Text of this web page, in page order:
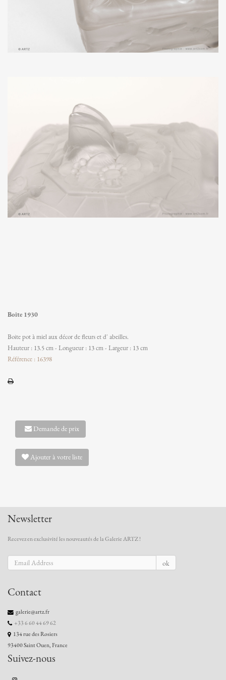
Boîte 1930
Boite pot à miel aux décor de fleurs et d' abeilles.
Hauteur : 13.5 cm - Longueur : 13 cm - Largeur : 13 cm
Référence : 16398
Demande de prix
Ajouter à votre liste
Newsletter
Recevez en exclusivité les nouveautés de la Galerie ARTZ !
ok
Contact
galerie@artz.fr
+33 6 60 44 69 62
134 rue des Rosiers
93400 Saint Ouen, France
Suivez-nous